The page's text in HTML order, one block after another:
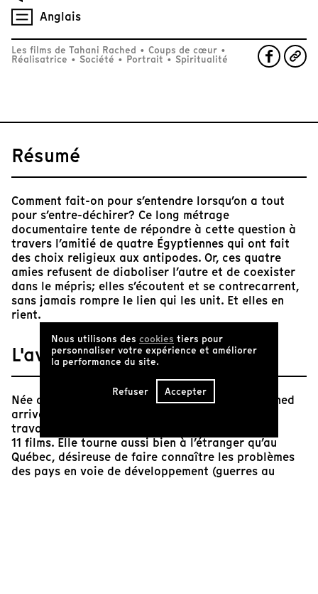
Anglais
Les films de Tahani Rached • Coups de cœur •
Réalisatrice • Société • Portrait • Spiritualité
Résumé
Comment fait-on pour s’entendre lorsqu’on a tout
pour s’entre-déchirer? Ce long métrage
documentaire tente de répondre à cette question à
travers l’amitié de quatre Égyptiennes qui ont fait
des choix religieux aux antipodes. Or, ces quatre
amies refusent de diaboliser l’autre et de coexister
dans le mépris; elles s’écoutent et se contrecarrent,
sans jamais rompre le lien qui les unit. Et elles en
rient.
L'avis de Tënk
Née au Caire, en Égypte, la cinéaste Tahani Rached
arrive à l’ONF au début des années 1980. Elle y
travaillera pendant plus de 20 ans, y réalisant
11 films. Elle tourne aussi bien à l’étranger qu’au
Québec, désireuse de faire connaître les problèmes
des pays en voie de développement (guerres au
Nous utilisons des cookies tiers pour
personnaliser votre expérience et améliorer
la performance du site.
Refuser Accepter